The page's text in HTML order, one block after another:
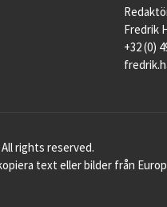
Fredrik
+32 (0)
rights reserved.
text eller bilder från